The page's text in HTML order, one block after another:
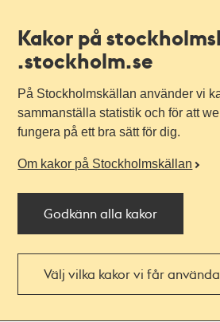
Kakor på
.stockholm.se
På Stockholmskällan använder vi
sammanställa statistik och för att
fungera på ett bra sätt för dig.
Om kakor på Stockholmskällan
Godkänn alla kakor
Välj vilka kakor vi får använda